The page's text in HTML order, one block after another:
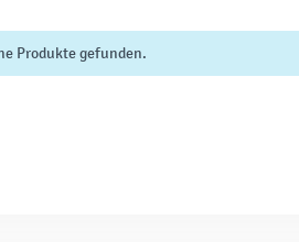
Produkte gefunden.